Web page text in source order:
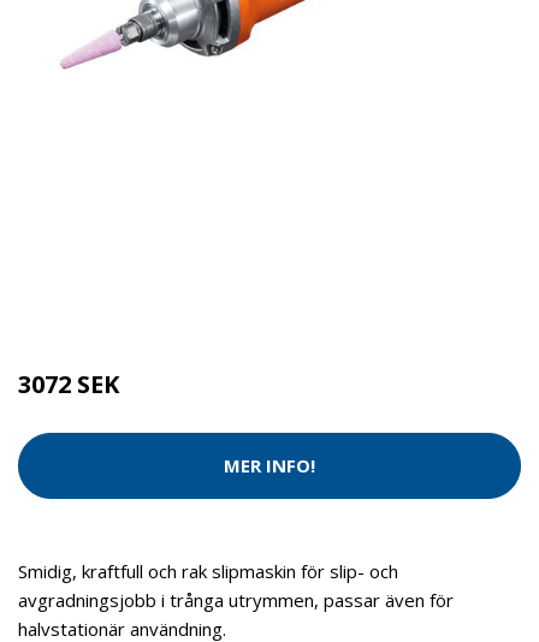
3072 SEK
MER INFO!
Smidig, kraftfull och rak slipmaskin för slip- och
avgradningsjobb i trånga utrymmen, passar även för
halvstationär användning.